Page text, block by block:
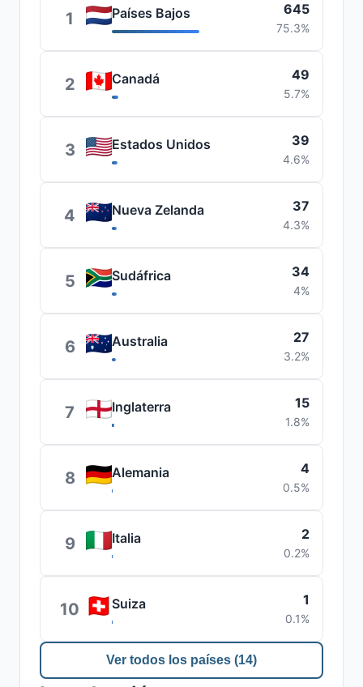
1 Países Bajos 645
75.3%
2 Canadá 49
5.7%
3 Estados Unidos 39
4.6%
4 Nueva Zelanda 37
4.3%
5 Sudáfrica 34
4%
6 Australia 27
3.2%
7 Inglaterra 15
1.8%
8 Alemania 4
0.5%
9 Italia 2
0.2%
10 Suiza 1
0.1%
Ver todos los países (14)